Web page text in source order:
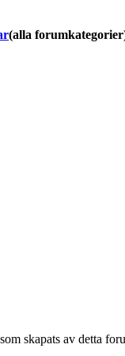
(alla
skapats av detta